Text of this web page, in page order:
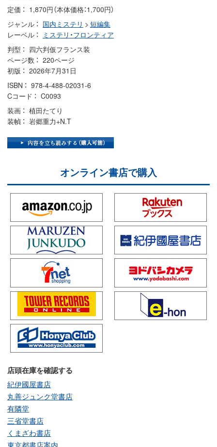
定価
1,870円（本体価格：1,700円）
ジャンル
国内ミステリ > 短編集
レーベル
ミステリ・フロンティア
判型
四六判仮フランス装
ページ数
220ページ
初版
2026年7月31日
ISBN
978-4-488-02031-6
Cコード
C0093
装画
植田たてり
装幀
岩郷重力+N.T
オンライン書店で購入
店頭在庫を確認する
紀伊國屋書店
丸善ジュンク堂書店
有隣堂
三省堂書店
くまざわ書店